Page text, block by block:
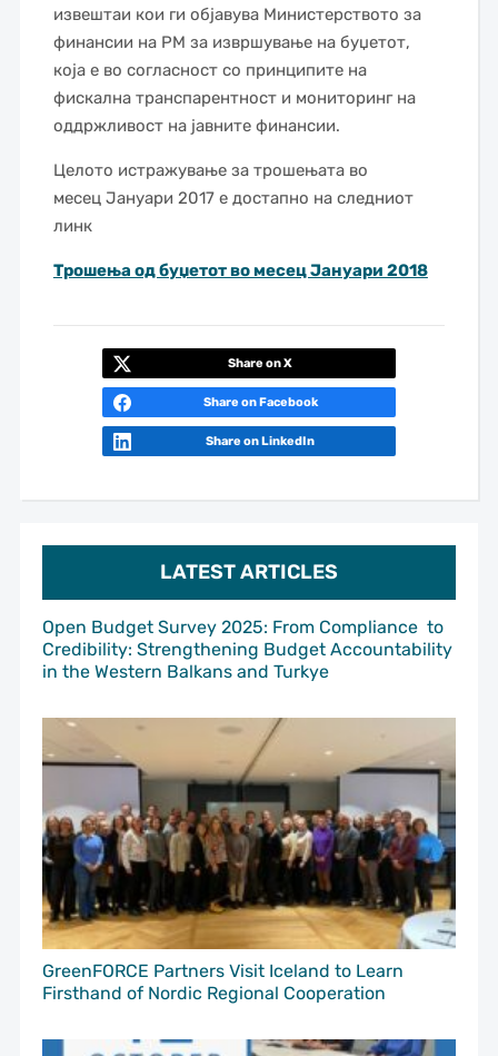
LATEST ARTICLES
Open Budget Survey 2025: From Compliance to
Credibility: Strengthening Budget Accountability
in the Western Balkans and Turkye
GreenFORCE Partners Visit Iceland to Learn
Firsthand of Nordic Regional Cooperation
извештаи кои ги објавува Министерството за
финансии на РМ за извршување на буџетот,
која е во согласност со принципите на
фискална транспарентност и мониторинг на
оддржливост на јавните финансии.
Целото истражување за трошењата во
месец Јануари 2017 е достапно на следниот
линк
Трошења од буџетот во месец Јануари 2018
Share on X
Share on Facebook
Share on LinkedIn